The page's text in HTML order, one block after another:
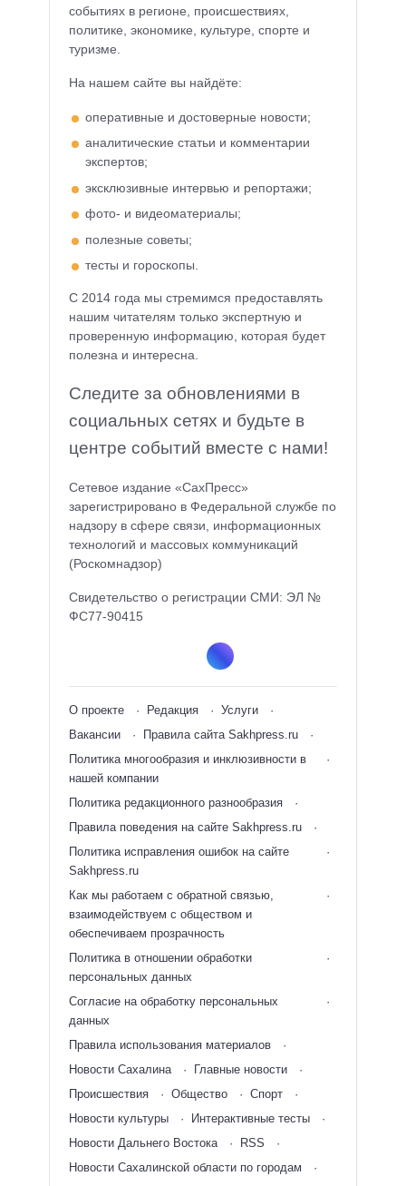
событиях в регионе, происшествиях,
политике, экономике, культуре, спорте и
туризме.
На нашем сайте вы найдёте:
оперативные и достоверные новости;
аналитические статьи и комментарии
экспертов;
эксклюзивные интервью и репортажи;
фото- и видеоматериалы;
полезные советы;
тесты и гороскопы.
С 2014 года мы стремимся предоставлять
нашим читателям только экспертную и
проверенную информацию, которая будет
полезна и интересна.
Следите за обновлениями в
социальных сетях и будьте в
центре событий вместе с нами!
Сетевое издание «СахПресс»
зарегистрировано в Федеральной службе по
надзору в сфере связи, информационных
технологий и массовых коммуникаций
(Роскомнадзор)
Свидетельство о регистрации СМИ: ЭЛ №
ФС77-90415
О проекте Редакция
Услуги
Вакансии
Правила сайта Sakhpress.ru
Политика многообразия и инклюзивности в
нашей компании
Политика редакционного разнообразия
Правила поведения на сайте Sakhpress.ru
Политика исправления ошибок на сайте
Sakhpress.ru
Как мы работаем с обратной связью,
взаимодействуем с обществом и
обеспечиваем прозрачность
Политика в отношении обработки
персональных данных
Согласие на обработку персональных
данных
Правила использования материалов
Новости Сахалина
Главные новости
Происшествия
Общество
Спорт
Новости культуры
Интерактивные тесты
Новости Дальнего Востока
RSS
Новости Сахалинской области по городам